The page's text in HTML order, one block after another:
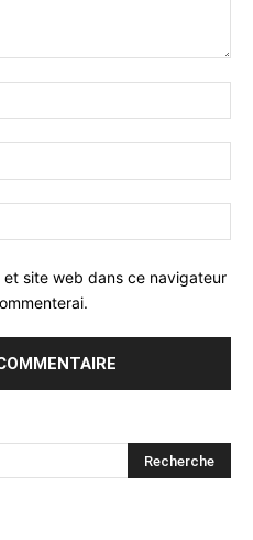
et site web dans ce navigateur